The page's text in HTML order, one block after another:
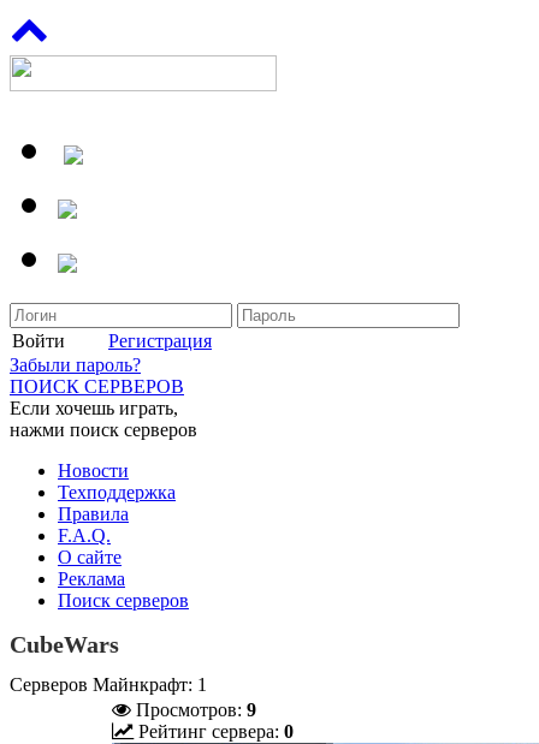
Войти
Регистрация
Забыли пароль?
ПОИСК СЕРВЕРОВ
Если хочешь играть,
нажми поиск серверов
Новости
Техподдержка
Правила
F.A.Q.
О сайте
Реклама
Поиск серверов
CubeWars
Серверов Майнкрафт: 1
Просмотров: 9
Рейтинг сервера: 0